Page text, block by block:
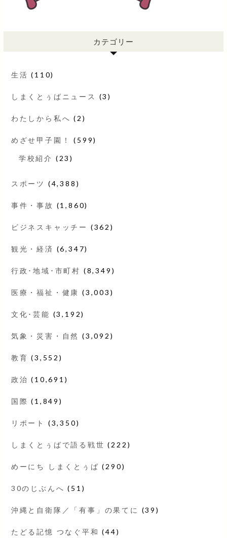
カテゴリー
生活 (110)
しまくとぅばニュース (3)
わたしから私へ (2)
めざせ甲子園！ (599)
学校紹介 (23)
スポーツ (4,388)
事件・事故 (1,860)
ビジネスキャッチー (362)
観光・経済 (6,347)
行政･地域･市町村 (8,349)
医療・福祉・健康 (3,003)
文化･芸能 (3,192)
気象・災害・自然 (3,092)
教育 (3,552)
政治 (10,691)
国際 (1,849)
リポート (3,350)
しまくとぅばで語る戦世 (222)
めーにち しまくとぅば (290)
30のじぶんへ (51)
沖縄と自衛隊／「有事」の果てに (39)
たどる記憶 つなぐ平和 (44)